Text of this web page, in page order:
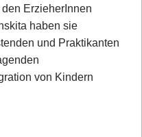
ErzieherInnen
haben sie
und Praktikanten
von Kindern